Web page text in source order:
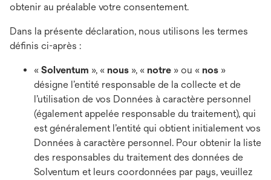
obtenir au préalable votre consentement.
Dans la présente déclaration, nous utilisons les termes
définis ci-après :
« Solventum », « nous », « notre » ou « nos »
désigne l’entité responsable de la collecte et de
l’utilisation de vos Données à caractère personnel
(également appelée responsable du traitement), qui
est généralement l’entité qui obtient initialement vos
Données à caractère personnel. Pour obtenir la liste
des responsables du traitement des données de
Solventum et leurs coordonnées par pays, veuillez